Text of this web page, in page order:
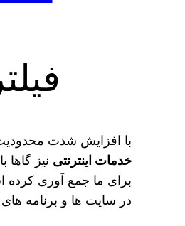
با افزایش شدت
خدمات اینترنتی
برای ما جمع آوری کرده
در سایت ها و برنامه